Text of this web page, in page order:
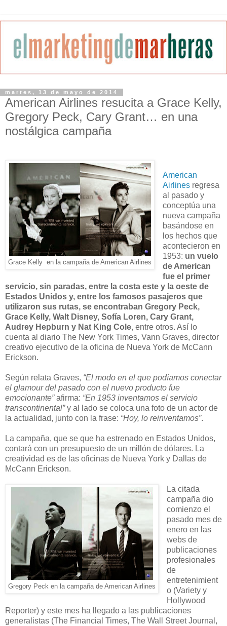
martes, 13 de mayo de 2014
American Airlines resucita a Grace Kelly,
Gregory Peck, Cary Grant… en una
nostálgica campaña
Grace Kelly en la campaña de American Airlines
American
Airlinesregresa
al pasado y
conceptúa una
nueva campaña
basándose en
los hechos que
acontecieron en
1953: un vuelo
de American
fue el primer
servicio, sin paradas, entre la costa este y la oeste de
Estados Unidos y, entre los famosos pasajeros que
utilizaron sus rutas, se encontraban Gregory Peck,
Grace Kelly, Walt Disney, Sofía Loren, Cary Grant,
Audrey Hepburn y Nat King Cole, entre otros. Así lo
cuenta al diario The New York Times, Vann Graves, director
creativo ejecutivo de la oficina de Nueva York de McCann
Erickson.
Según relata Graves, “El modo en el que podíamos conectar
el glamour del pasado con el nuevo producto fue
emocionante”afirma: “En 1953 inventamos el servicio
transcontinental”y al lado se coloca una foto de un actor de
la actualidad, junto con la frase: “Hoy, lo reinventamos”.
La campaña, que se que ha estrenado en Estados Unidos,
contará con un presupuesto de un millón de dólares. La
creatividad es de las oficinas de Nueva York y Dallas de
McCann Erickson.
Gregory Peck en la campaña de American Airlines
La citada
campaña dio
comienzo el
pasado mes de
enero en las
webs de
publicaciones
profesionales
de
entretenimient
o (Variety y
Hollywood
Reporter) y este mes ha llegado a las publicaciones
generalistas (The Financial Times, The Wall Street Journal,